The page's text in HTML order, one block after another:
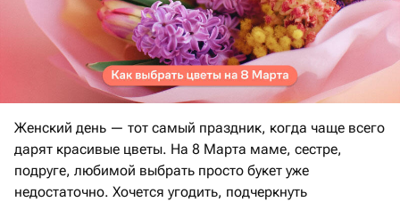
Женский день — тот самый праздник, когда чаще всего
дарят красивые цветы. На 8 Марта маме, сестре,
подруге, любимой выбрать просто букет уже
недостаточно. Хочется угодить, подчеркнуть